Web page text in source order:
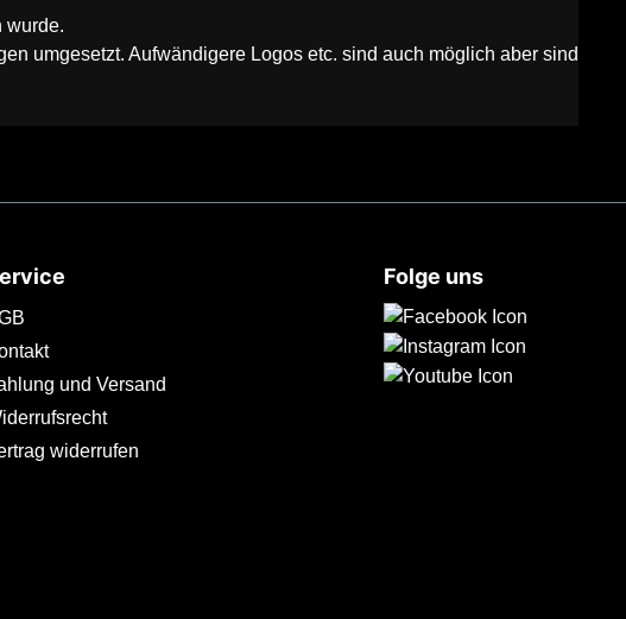
wurde.
umgesetzt. Aufwändigere Logos etc. sind auch möglich aber sind
und Versand
widerrufen
Folge uns